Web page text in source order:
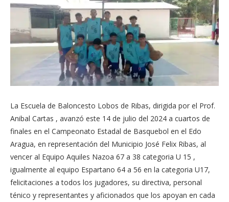
La Escuela de Baloncesto Lobos de Ribas, dirigida por el Prof.
Anibal Cartas , avanzó este 14 de julio del 2024 a cuartos de
finales en el Campeonato Estadal de Basquebol en el Edo
Aragua, en representación del Municipio José Felix Ribas, al
vencer al Equipo Aquiles Nazoa 67 a 38 categoria U 15 ,
igualmente al equipo Espartano 64 a 56 en la categoria U17,
felicitaciones a todos los jugadores, su directiva, personal
ténico y representantes y aficionados que los apoyan en cada